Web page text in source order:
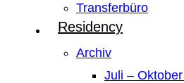
Transferbüro
Residency
Archiv
Juli –